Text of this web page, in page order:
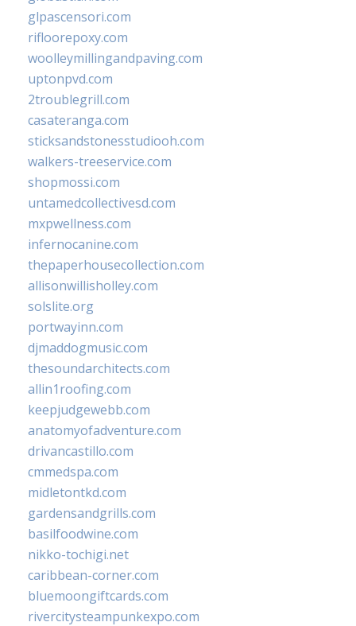
glpascensori.com
rifloorepoxy.com
woolleymillingandpaving.com
uptonpvd.com
2troublegrill.com
casateranga.com
sticksandstonesstudiooh.com
walkers-treeservice.com
shopmossi.com
untamedcollectivesd.com
mxpwellness.com
infernocanine.com
thepaperhousecollection.com
allisonwillisholley.com
solslite.org
portwayinn.com
djmaddogmusic.com
thesoundarchitects.com
allin1roofing.com
keepjudgewebb.com
anatomyofadventure.com
drivancastillo.com
cmmedspa.com
midletontkd.com
gardensandgrills.com
basilfoodwine.com
nikko-tochigi.net
caribbean-corner.com
bluemoongiftcards.com
rivercitysteampunkexpo.com